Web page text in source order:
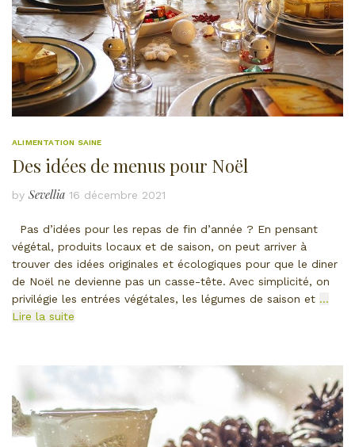
ALIMENTATION SAINE
Des idées de menus pour Noël
by Sevellia 16 décembre 2021
Pas d’idées pour les repas de fin d’année ? En pensant
végétal, produits locaux et de saison, on peut arriver à
trouver des idées originales et écologiques pour que le diner
de Noël ne devienne pas un casse-tête. Avec simplicité, on
privilégie les entrées végétales, les légumes de saison et …
Lire la suite